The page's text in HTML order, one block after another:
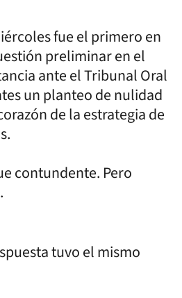
fue el primero en
preliminar en el
ante el Tribunal Oral
un planteo de nulidad
de la estrategia de
contundente. Pero
tuvo el mismo